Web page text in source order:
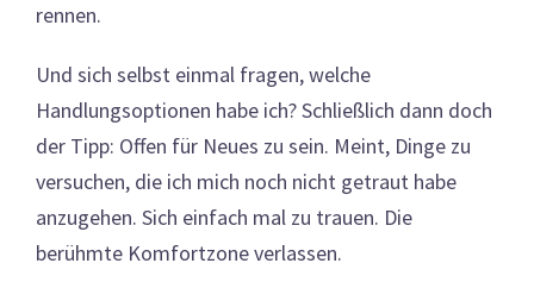
rennen.
Und sich selbst einmal fragen, welche
Handlungsoptionen habe ich? Schließlich dann doch
der Tipp: Offen für Neues zu sein. Meint, Dinge zu
versuchen, die ich mich noch nicht getraut habe
anzugehen. Sich einfach mal zu trauen. Die
berühmte Komfortzone verlassen.